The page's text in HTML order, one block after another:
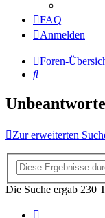
FAQ
Anmelden
Foren-
Suche
Zur erweiterten
Die Suche ergab 230